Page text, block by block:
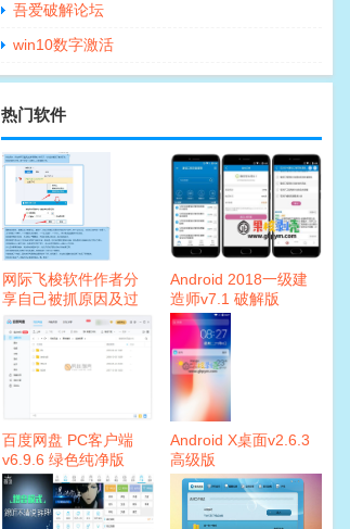
吾爱破解论坛
win10数字激活
热门软件
网际飞梭软件作者分
享自己被抓原因及过
程
Android 2018一级建
造师v7.1 破解版
百度网盘 PC客户端
v6.9.6 绿色纯净版
Android X桌面v2.6.3
高级版